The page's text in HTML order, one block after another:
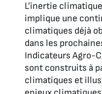
L’inertie
implique une
climatiques déjà
dans les
Indicateurs Agro-
sont construits à
climatiques et